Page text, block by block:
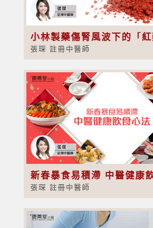
小林製藥傷腎風波下的「紅
張琛 註冊中醫師
新春暴食易積滯 中醫健康
張琛 註冊中醫師